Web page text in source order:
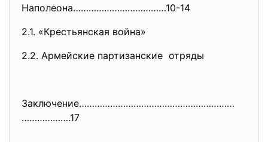
Наполеона………………………………10-14
2.1. «Крестьянская война»
2.2. Армейские партизанские отряды
Заключение……………………………………………………
……………….17